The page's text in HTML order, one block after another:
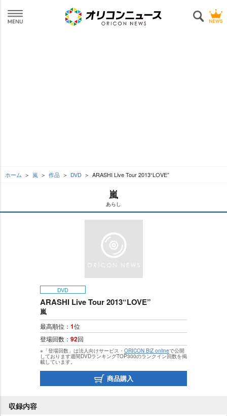
ホーム 嵐 作品 DVD ARASHI Live Tour 2013“LOVE”
嵐
あらし
DVD
ARASHI Live Tour 2013“LOVE”
嵐
最高順位： 1位
登場回数： 92回
※「登場回数」は法人向けサービス・ ORICON BiZ onlineで公開
しております週間DVDランキングTOP300のランクイン回数を掲
載しています。
商品購入
収録内容